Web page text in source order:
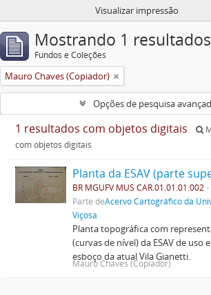
Visualizar impressão
Mostrando 1 resultados
Fundos e Coleções
Mauro Chaves (Copiador)
Opções de pesquisa
1 resultados com objetos digitais
com objetos digitais
Planta da ESAV (parte
BR MGUFV MUS CAR.01.01.01.002
Parte deAcervo Cartográfico da
Viçosa
Planta topográfica com
(curvas de nível) da ESAV de uso
esboço da atual Vila Gianetti.
Mauro Chaves (Copiador)